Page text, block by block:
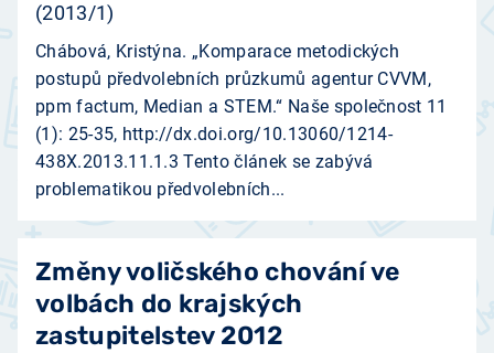
(2013/1)
Chábová, Kristýna. „Komparace metodických
postupů předvolebních průzkumů agentur CVVM,
ppm factum, Median a STEM.“ Naše společnost 11
(1): 25-35, http://dx.doi.org/10.13060/1214-
438X.2013.11.1.3 Tento článek se zabývá
problematikou předvolebních...
Změny voličského chování ve
volbách do krajských
zastupitelstev 2012